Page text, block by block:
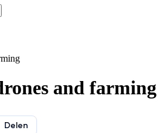
and farming
Delen